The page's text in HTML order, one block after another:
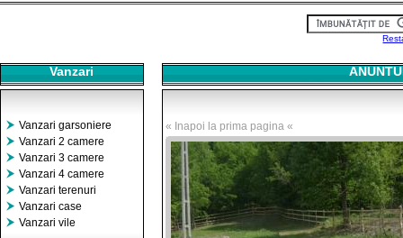
Vanzari
Vanzari garsoniere
Vanzari 2 camere
Vanzari 3 camere
Vanzari 4 camere
Vanzari terenuri
Vanzari case
Vanzari vile
« Inapoi la prima pagina «